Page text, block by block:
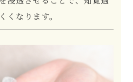
くなります。